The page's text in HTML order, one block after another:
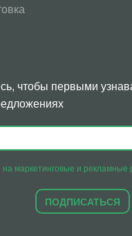
чтобы первыми
на маркетинговые и рекламные
ПОДПИСАТЬСЯ